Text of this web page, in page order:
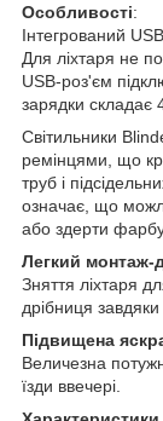
Особливості:
Інтегрований
Для ліхтаря не
USB-роз'єм
зарядки складає
Світильники
ремінцями, що
труб і
означає, що
або здерти
Легкий монтаж-
Зняття ліхтаря
дрібниця
Підвищена
Величезна
їзди ввечері.